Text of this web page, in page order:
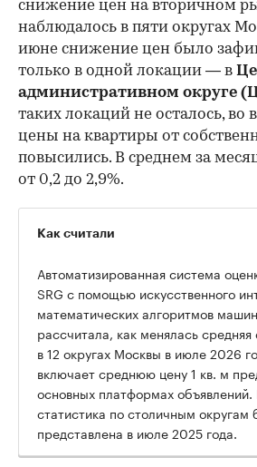
снижение цен на вторичном
наблюдалось в пяти округах
июне снижение цен было
только в одной локации — в
административном округе
таких локаций не осталось, во
цены на квартиры от
повысились. В среднем за
от 0,2 до 2,9%.
Как считали
Автоматизированная система
SRG с помощью искусственного
математических алгоритмов
рассчитала, как менялась средняя
в 12 округах Москвы в июле 2026
включает среднюю цену 1 кв. м
основных платформах
статистика по столичным округам
представлена в июле 2025 года.